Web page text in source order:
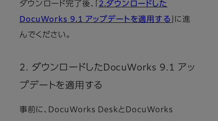
ダウンロード完了後、「 2.ダウンロードした
DocuWorks 9.1 アップデートを適用する
」に進
んでください。
2. ダウンロードしたDocuWorks 9.1 アッ
プデートを適用する
事前に、DocuWorks DeskとDocuWorks